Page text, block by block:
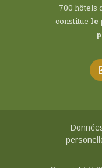
700 hôtels
constitue le